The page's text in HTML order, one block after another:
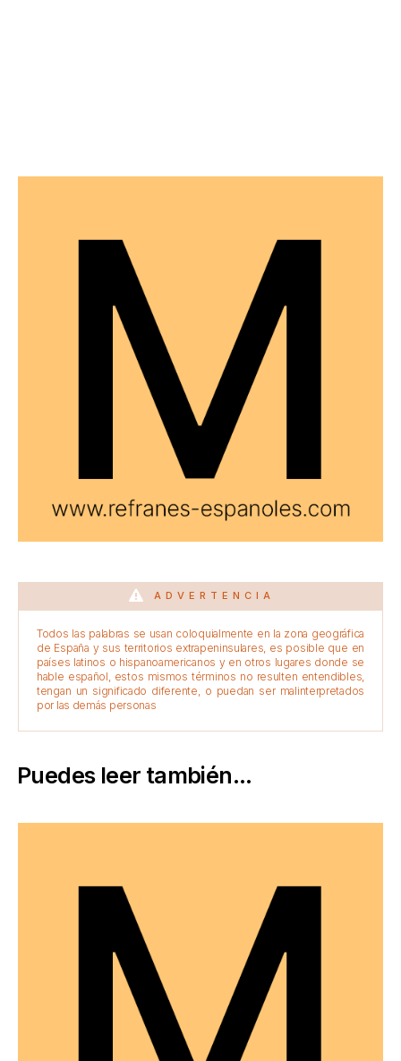
ADVERTENCIA
Todos las palabras se usan coloquialmente en la zona geográfica
de España y sus territorios extrapeninsulares, es posible que en
países latinos o hispanoamericanos y en otros lugares donde se
hable español, estos mismos términos no resulten entendibles,
tengan un significado diferente, o puedan ser malinterpretados
por las demás personas
Puedes leer también...